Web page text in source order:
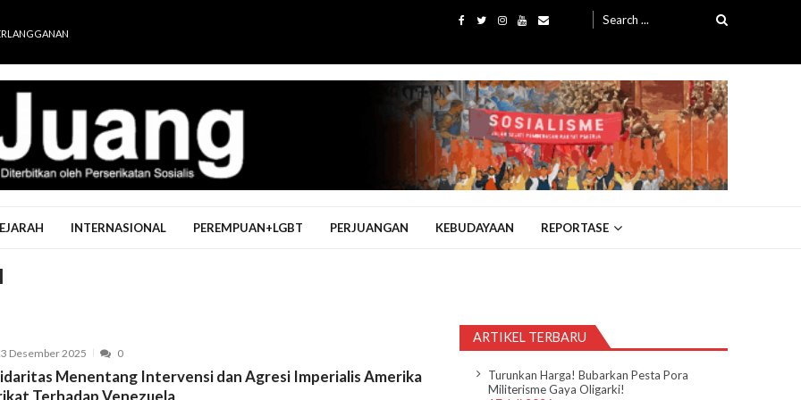
for:
INTERNASIONAL PEREMPUAN+LGBT PERJUANGAN KEBUDAYAAN REPORTASE
Desember 2025 0
Menentang Intervensi dan Agresi Imperialis Amerika
Terhadap Venezuela
ARTIKEL TERBARU
Turunkan Harga! Bubarkan Pesta Pora
Militerisme Gaya Oligarki!